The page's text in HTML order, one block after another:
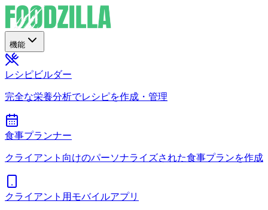
機能
レシピビルダー
完全な栄養分析でレシピを作成・管理
食事プランナー
クライアント向けのパーソナライズされた食事プランを作成
クライアント用モバイルアプリ